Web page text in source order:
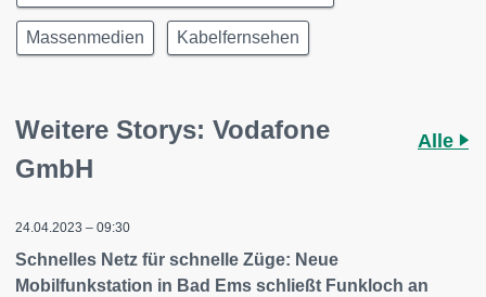
Massenmedien Kabelfernsehen
Weitere Storys: Vodafone
GmbH
Alle
24.04.2023 – 09:30
Schnelles Netz für schnelle Züge: Neue
Mobilfunkstation in Bad Ems schließt Funkloch an